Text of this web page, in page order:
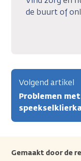
de buurt of
Volgend artikel
Problemen
Gemaakt door de